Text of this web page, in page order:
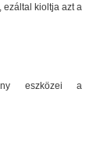
kioltja azt a
eszközei a